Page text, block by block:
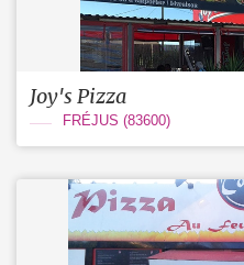
Joy's Pizza
FRÉJUS (83600)